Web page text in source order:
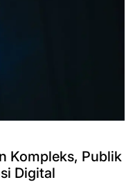
Kompleks, Publik
Digital